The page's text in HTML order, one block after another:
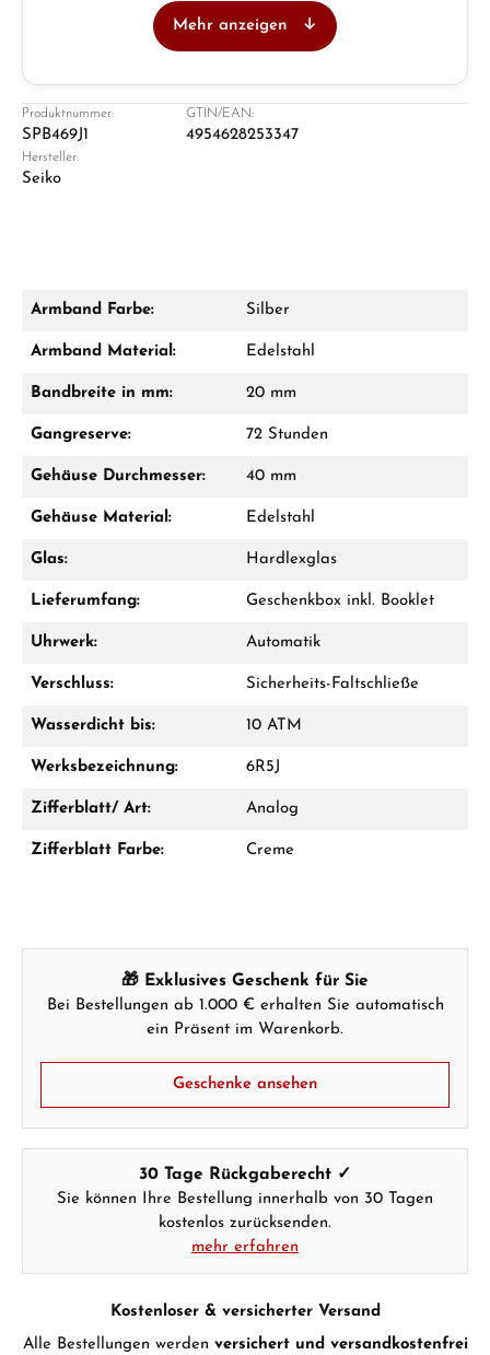
Ladengeschäft in Solingen
Damon Reiners
WhatsApp Chat
Geschenk im Warenkorb.
GESCHENKE ANSEHEN
Hersteller- & Produktsicherheit
Mehr anzeigen
Produktnummer:
SPB469J1
GTIN/EAN:
4954628253347
Hersteller:
Seiko
Armband Farbe: Silber
Armband Material: Edelstahl
Bandbreite in mm: 20 mm
Gangreserve: 72 Stunden
Gehäuse Durchmesser: 40 mm
Gehäuse Material: Edelstahl
Glas: Hardlexglas
Lieferumfang: Geschenkbox inkl. Booklet
Uhrwerk: Automatik
Verschluss: Sicherheits-Faltschließe
Wasserdicht bis: 10 ATM
Werksbezeichnung: 6R5J
Zifferblatt/ Art: Analog
Zifferblatt Farbe: Creme
🎁 Exklusives Geschenk für Sie
Bei Bestellungen ab 1.000 € erhalten Sie automatisch
ein Präsent im Warenkorb.
Geschenke ansehen
30 Tage Rückgaberecht ✓
Sie können Ihre Bestellung innerhalb von 30 Tagen
kostenlos zurücksenden.
mehr erfahren
Kostenloser & versicherter Versand
Alle Bestellungen werden versichert und versandkostenfrei